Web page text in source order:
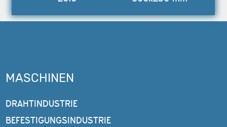
MASCHINEN
DRAHTINDUSTRIE
BEFESTIGUNGSINDUSTRIE